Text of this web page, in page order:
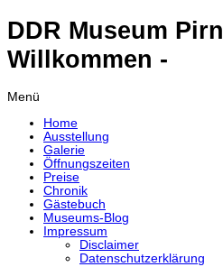
DDR Museum
Willkommen -
Menü
Home
Ausstellung
Galerie
Öffnungszeiten
Preise
Chronik
Gästebuch
Museums-Blog
Impressum
Disclaimer
Datenschutzerklärung